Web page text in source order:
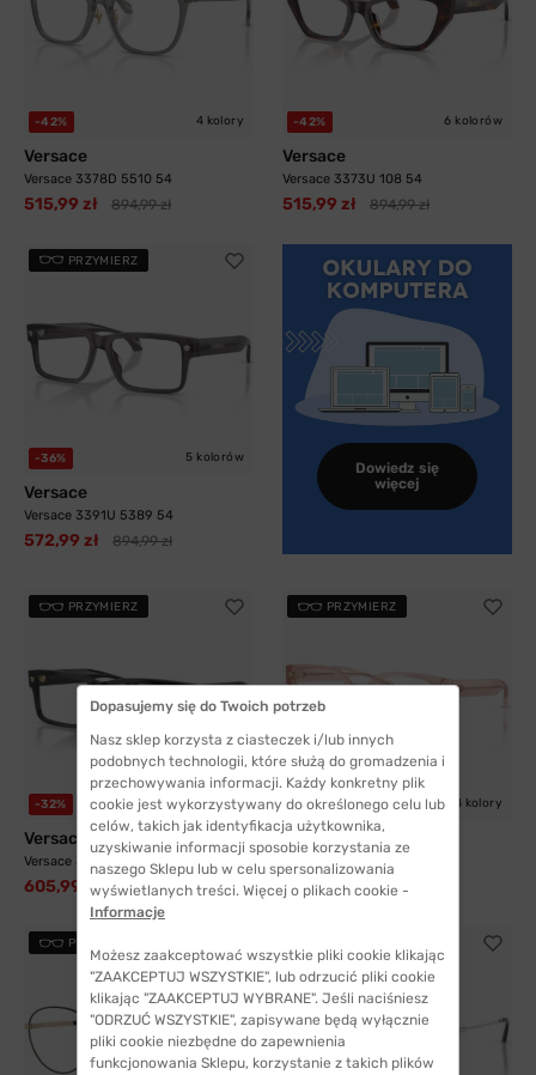
-42% 4 kolory
Versace
Versace 3378D 5510 54
515,99 zł 894,99 zł
-42% 6 kolorów
Versace
Versace 3373U 108 54
515,99 zł 894,99 zł
PRZYMIERZ
-36% 5 kolorów
Versace
Versace 3391U 5389 54
572,99 zł 894,99 zł
Dowiedz się
więcej
PRZYMIERZ
-32% 5 kolorów
Versace
Versace 3391U GB1 54
605,99 zł 894,99 zł
PRZYMIERZ
-32% 4 kolory
Versace
Versace 3394D 5339 53
604,99 zł 894,99 zł
PRZYMIERZ
Dopasujemy się do Twoich potrzeb
Nasz sklep korzysta z ciasteczek i/lub innych
podobnych technologii, które służą do gromadzenia i
przechowywania informacji. Każdy konkretny plik
cookie jest wykorzystywany do określonego celu lub
celów, takich jak identyfikacja użytkownika,
uzyskiwanie informacji sposobie korzystania ze
naszego Sklepu lub w celu spersonalizowania
wyświetlanych treści. Więcej o plikach cookie -
Informacje
Możesz zaakceptować wszystkie pliki cookie klikając
"ZAAKCEPTUJ WSZYSTKIE", lub odrzucić pliki cookie
klikając "ZAAKCEPTUJ WYBRANE". Jeśli naciśniesz
"ODRZUĆ WSZYSTKIE", zapisywane będą wyłącznie
pliki cookie niezbędne do zapewnienia
funkcjonowania Sklepu, korzystanie z takich plików